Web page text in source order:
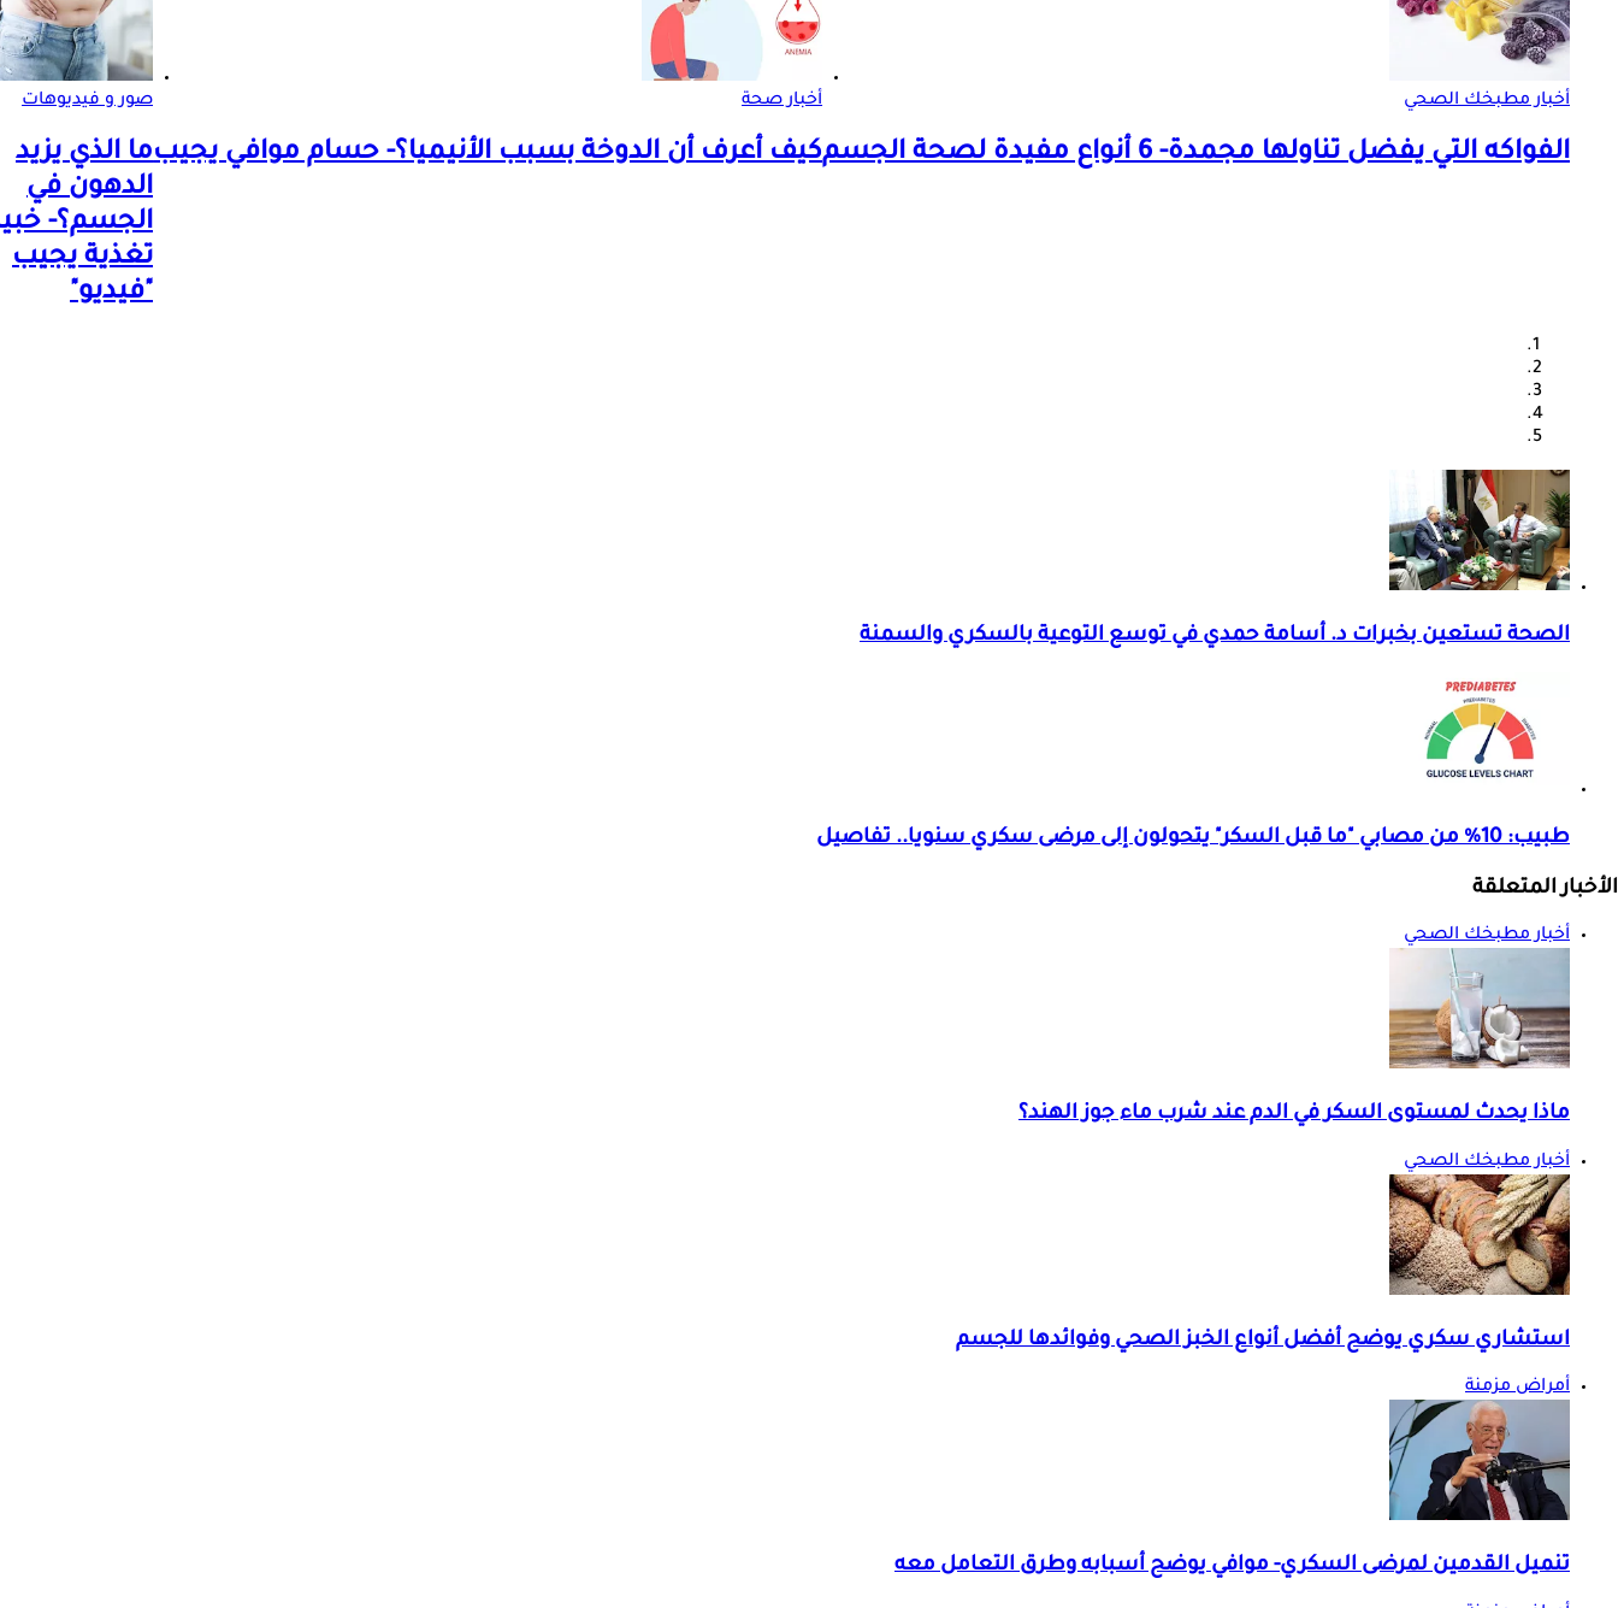
أخبار مطبخك الصحي
الفواكه التي يفضل تناولها مجمدة- 6 أنواع مفيدة لصحة الجسم
أخبار صحة
كيف أعرف أن الدوخة بسبب الأنيميا؟- حسام موافي يجيب
صور و فيديوهات
ما الذي يزيد
الدهون في
الجسم؟-
تغذية يجيب
"فيديو"
الصحة تستعين بخبرات د. أسامة حمدي في توسع التوعية بالسكري والسمنة
طبيب: 10% من مصابي "ما قبل السكر" يتحولون إلى مرضى سكري سنويا.. تفاصيل
الأخبار المتعلقة
أخبار مطبخك الصحي
ماذا يحدث لمستوى السكر في الدم عند شرب ماء جوز الهند؟
أخبار مطبخك الصحي
استشاري سكري يوضح أفضل أنواع الخبز الصحي وفوائدها للجسم
أمراض مزمنة
تنميل القدمين لمرضى السكري- موافي يوضح أسبابه وطرق التعامل معه